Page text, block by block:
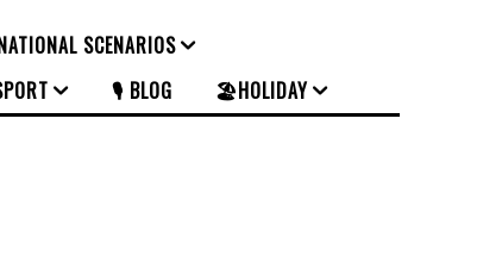
SCENARIOS
🎙️ BLOG 🏖️HOLIDAY